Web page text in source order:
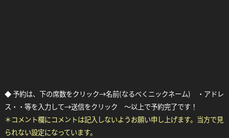
◆ 予約は、下の席数をクリック→名前(なるべくニックネーム) ・アドレ
ス・・等を入力して→送信をクリック ～以上で予約完了です！
＊コメント欄にコメントは記入しないようお願い申し上げます。当方で見
られない設定になっています。